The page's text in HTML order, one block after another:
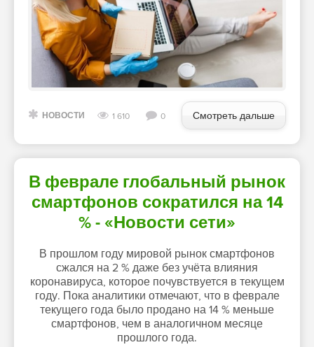
НОВОСТИ 1 610 0 Смотреть дальше
В феврале глобальный рынок
смартфонов сократился на 14
% - «Новости сети»
В прошлом году мировой рынок смартфонов
сжался на 2 % даже без учёта влияния
коронавируса, которое почувствуется в текущем
году. Пока аналитики отмечают, что в феврале
текущего года было продано на 14 % меньше
смартфонов, чем в аналогичном месяце
прошлого года.